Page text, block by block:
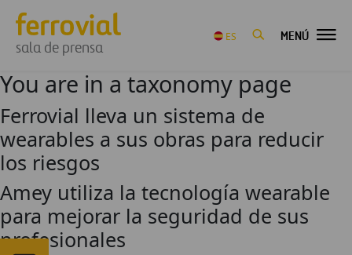
sala de prensa
ES MENÚ
You are in a taxonomy page
Ferrovial lleva un sistema de
wearables a sus obras para reducir
los riesgos
Amey utiliza la tecnología wearable
para mejorar la seguridad de sus
profesionales